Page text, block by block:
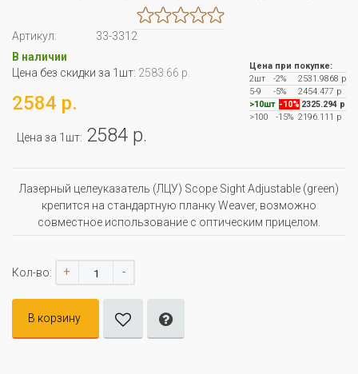
Артикул:
33-3312
В наличии
Цена без скидки за 1шт: 2583.66 р.
2584 р.
Цена за 1шт: 2584 р.
Цена при покупке:
2шт
-2%
2531.9868 р
5-9
-5%
2454.477 р
>10шт -10% 2325.294 р
>100
-15% 2196.111 р
Лазерный целеуказатель (ЛЦУ) Scope Sight Adjustable (green)
крепится на стандартную планку Weaver, возможно
совместное использование с оптическим прицелом.
Кол-во: + -
В корзину